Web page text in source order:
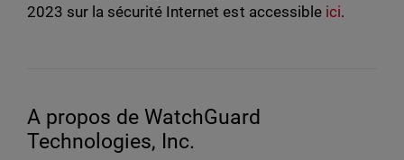
2023 sur la sécurité Internet est accessible ici.
A propos de WatchGuard
Technologies, Inc.